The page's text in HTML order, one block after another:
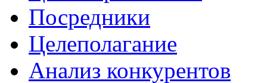
Посредники
Целеполагание
Анализ конкурентов